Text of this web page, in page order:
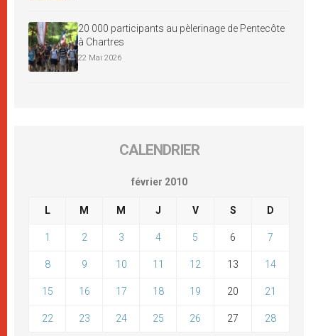
20 000 participants au pèlerinage de Pentecôte
à Chartres
22 Mai 2026
CALENDRIER
février 2010
L M M J V S D
1 2 3 4 5 6 7
8 9 10 11 12 13 14
15 16 17 18 19 20 21
22 23 24 25 26 27 28